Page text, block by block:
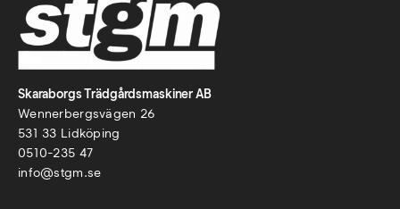
Skaraborgs Trädgårdsmaskiner AB
Wennerbergsvägen 26
531 33 Lidköping
0510-235 47
info@stgm.se